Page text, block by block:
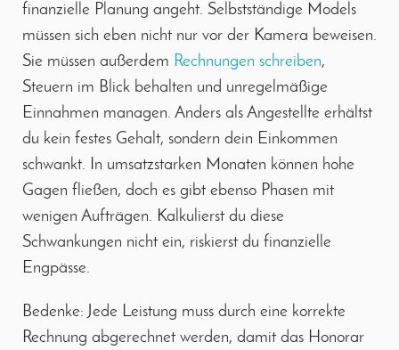
finanzielle Planung angeht. Selbstständige Models
müssen sich eben nicht nur vor der Kamera beweisen.
Sie müssen außerdem Rechnungen schreiben,
Steuern im Blick behalten und unregelmäßige
Einnahmen managen. Anders als Angestellte erhältst
du kein festes Gehalt, sondern dein Einkommen
schwankt. In umsatzstarken Monaten können hohe
Gagen fließen, doch es gibt ebenso Phasen mit
wenigen Aufträgen. Kalkulierst du diese
Schwankungen nicht ein, riskierst du finanzielle
Engpässe.
Bedenke: Jede Leistung muss durch eine korrekte
Rechnung abgerechnet werden, damit das Honorar